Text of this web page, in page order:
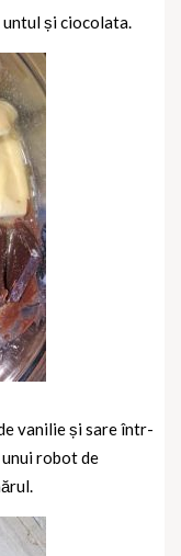
untul și ciocolata.
vanilie și sare într-
robot de